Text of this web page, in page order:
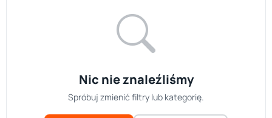
Nic nie znaleźliśmy
Spróbuj zmienić filtry lub kategorię.